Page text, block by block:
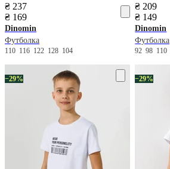
₴ 237
₴ 169
Dinomin
Футболка
110 116 122 128 104
₴ 209
₴ 149
Dinomin
Футболка
9298 110
−29% −29%